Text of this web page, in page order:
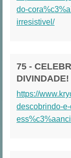
do-
irresistivel/
75 -
DIVINDADE!
https://
descobrindo-